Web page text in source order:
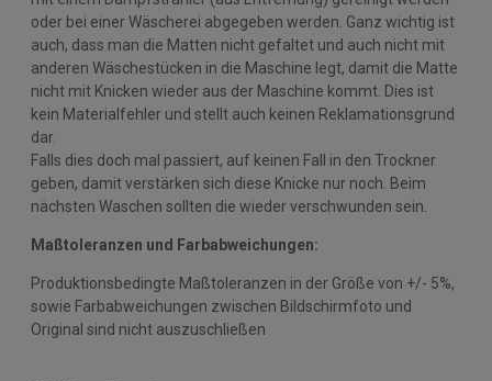
oder bei einer Wäscherei abgegeben werden. Ganz wichtig ist
auch, dass man die Matten nicht gefaltet und auch nicht mit
anderen Wäschestücken in die Maschine legt, damit die Matte
nicht mit Knicken wieder aus der Maschine kommt. Dies ist
kein Materialfehler und stellt auch keinen Reklamationsgrund
dar.
Falls dies doch mal passiert, auf keinen Fall in den Trockner
geben, damit verstärken sich diese Knicke nur noch. Beim
nächsten Waschen sollten die wieder verschwunden sein.
Maßtoleranzen und Farbabweichungen:
Produktionsbedingte Maßtoleranzen in der Größe von +/- 5%,
sowie Farbabweichungen zwischen Bildschirmfoto und
Original sind nicht auszuschließen